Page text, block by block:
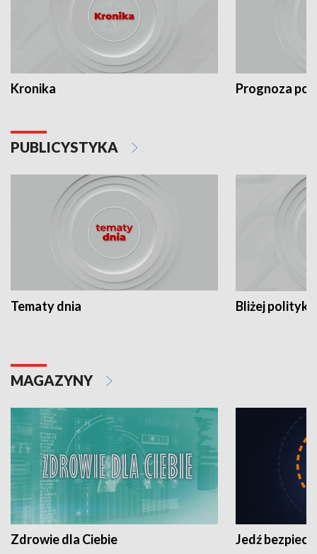
Kronika Prognoza
PUBLICYSTYKA
Tematy dnia Bliżej polityki
MAGAZYNY
Zdrowie dla Ciebie Jedź